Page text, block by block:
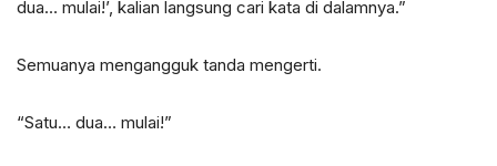
dua… mulai!’, kalian langsung cari kata di dalamnya.”
Semuanya mengangguk tanda mengerti.
“Satu… dua… mulai!”